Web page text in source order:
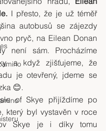
I přesto, že je už téměř
autobusů se zájezdy
pryč, na Eilean Donan
není sám. Procházíme
a když zjišťujeme, že
je otevřený, jdeme se
😊.
of Skye přijíždíme po
který byl vystavěn v roce
Skye je i díky tomu